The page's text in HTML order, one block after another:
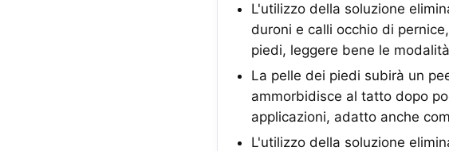
L'utilizzo della soluzione
duroni e calli occhio di
piedi, leggere bene le
La pelle dei piedi subirà un
ammorbidisce al tatto dopo
applicazioni, adatto anche
L'utilizzo della soluzione